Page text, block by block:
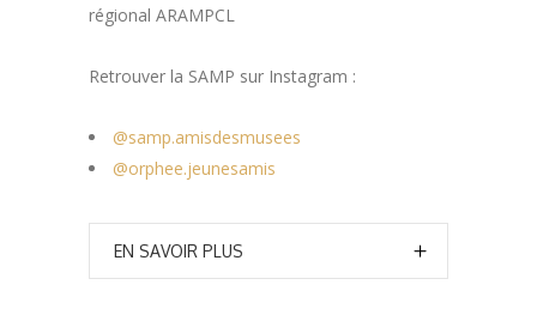
régional ARAMPCL
Retrouver la SAMP sur Instagram :
@samp.amisdesmusees
@orphee.jeunesamis
EN SAVOIR PLUS